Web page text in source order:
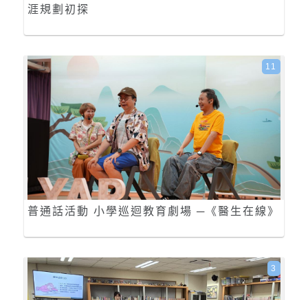
涯規劃初探
普通話活動 小學巡迴教育劇場 ─《醫生在線》
11
3